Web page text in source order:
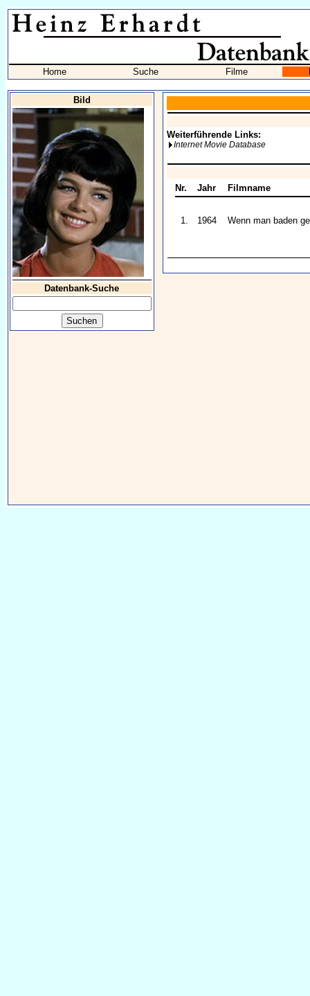
Home Suche Filme
Bild
Datenbank-Suche
Weiterführende Links:
Internet Movie Database
Nr. Jahr Filmname
1. 1964 Wenn man baden